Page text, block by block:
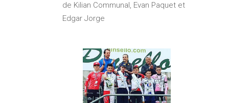
de Kilian Communal, Evan Paquet et
Edgar Jorge